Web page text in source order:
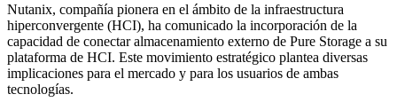
Nutanix, compañía pionera en el ámbito de la infraestructura
hiperconvergente (HCI), ha comunicado la incorporación de la
capacidad de conectar almacenamiento externo de Pure Storage a su
plataforma de HCI. Este movimiento estratégico plantea diversas
implicaciones para el mercado y para los usuarios de ambas
tecnologías.